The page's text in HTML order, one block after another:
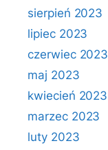
sierpień 2023
lipiec 2023
czerwiec 2023
maj 2023
kwiecień 2023
marzec 2023
luty 2023